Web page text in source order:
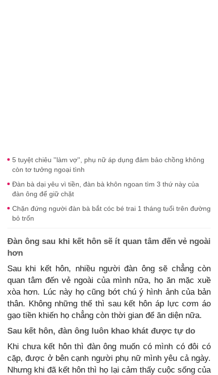
5 tuyệt chiêu ''làm vợ'', phụ nữ áp dụng đảm bảo chồng không
còn tơ tưởng ngoại tình
Đàn bà dại yêu vì tiền, đàn bà khôn ngoan tìm 3 thứ này của
đàn ông để giữ chặt
Chặn đứng người đàn bà bắt cóc bé trai 1 tháng tuổi trên đường
bỏ trốn
Đàn ông sau khi kết hôn sẽ ít quan tâm đến vẻ ngoài
hơn
Sau khi kết hôn, nhiều người đàn ông sẽ chẳng còn
quan tâm đến vẻ ngoài của mình nữa, họ ăn mặc xuề
xòa hơn. Lúc này họ cũng bớt chú ý hình ảnh của bản
thân. Không những thế thì sau kết hôn áp lực cơm áo
gạo tiền khiến họ chẳng còn thời gian để ăn diện nữa.
Sau kết hôn, đàn ông luôn khao khát được tự do
Khi chưa kết hôn thì đàn ông muốn có mình có đôi có
cặp, được ở bên cạnh người phụ nữ mình yêu cả ngày.
Nhưng khi đã kết hôn thì họ lại cảm thấy cuộc sống của